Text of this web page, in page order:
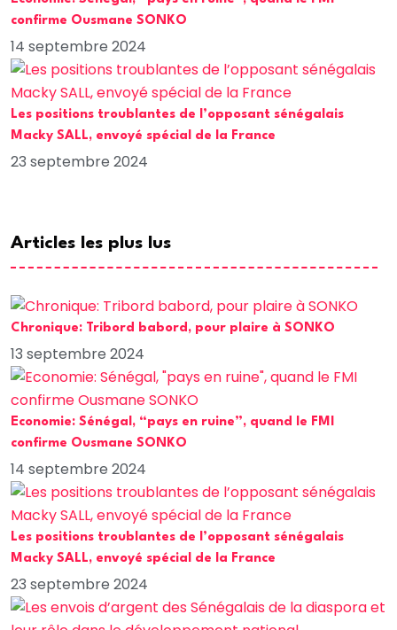
confirme Ousmane SONKO
14 septembre 2024
Les positions troublantes de l’opposant sénégalais
Macky SALL, envoyé spécial de la France
23 septembre 2024
Articles les plus lus
Chronique: Tribord babord, pour plaire à SONKO
13 septembre 2024
Economie: Sénégal, “pays en ruine”, quand le FMI
confirme Ousmane SONKO
14 septembre 2024
Les positions troublantes de l’opposant sénégalais
Macky SALL, envoyé spécial de la France
23 septembre 2024